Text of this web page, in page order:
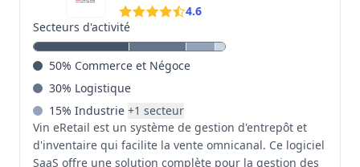
4.6
Secteurs d'activité
50% Commerce et Négoce
30% Logistique
15% Industrie +1 secteur
Vin eRetail est un système de gestion d'entrepôt et
d'inventaire qui facilite la vente omnicanal. Ce logiciel
SaaS offre une solution complète pour la gestion des